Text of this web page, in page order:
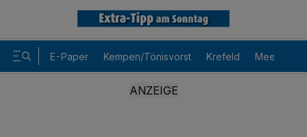
E-Paper Kempen/Tönisvorst Krefeld Meerbusch